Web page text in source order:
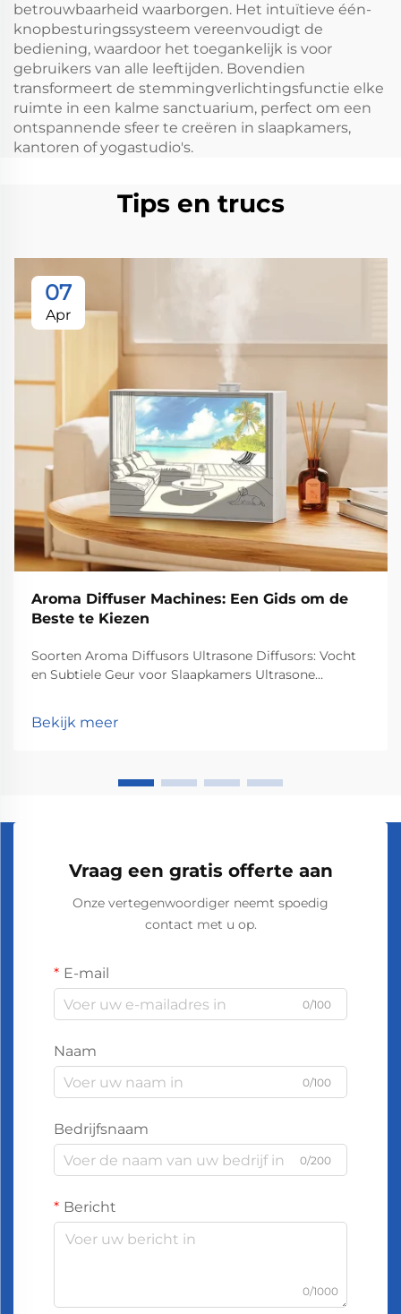
betrouwbaarheid waarborgen. Het intuïtieve één-
knopbesturingssysteem vereenvoudigt de
bediening, waardoor het toegankelijk is voor
gebruikers van alle leeftijden. Bovendien
transformeert de stemmingverlichtingsfunctie elke
ruimte in een kalme sanctuarium, perfect om een
ontspannende sfeer te creëren in slaapkamers,
kantoren of yogastudio's.
Tips en trucs
07
Apr
Aroma Diffuser Machines: Een Gids om de
Beste te Kiezen
Soorten Aroma Diffusors Ultrasone Diffusors: Vocht
en Subtiele Geur voor Slaapkamers Ultrasone
dingen tegelijk doen. Wat er binnen gebeurt...
Bekijk meer
Vraag een gratis offerte aan
Onze vertegenwoordiger neemt spoedig
contact met u op.
E-mail
0/100
Naam
0/100
Bedrijfsnaam
0/200
Bericht
0/1000